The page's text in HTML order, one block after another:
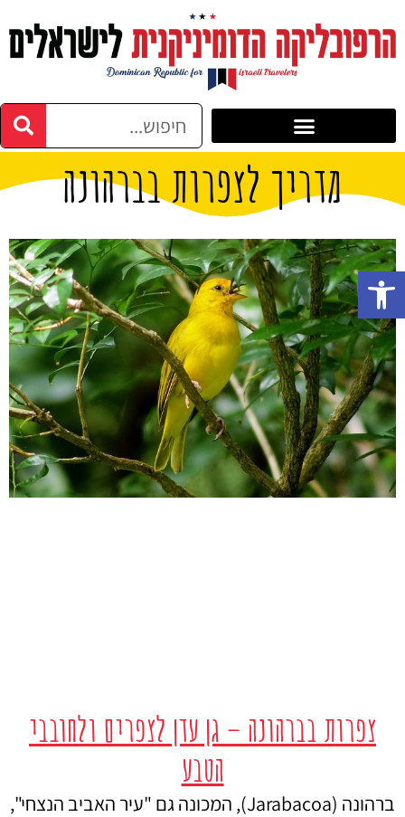
מדריך לצפרות בברהונה
צפרות בברהונה – גן עדן לצפרים ולחובבי
הטבע
ברהונה (Jarabacoa), המכונה גם "עיר האביב הנצחי",
פתח סרגל נגישות